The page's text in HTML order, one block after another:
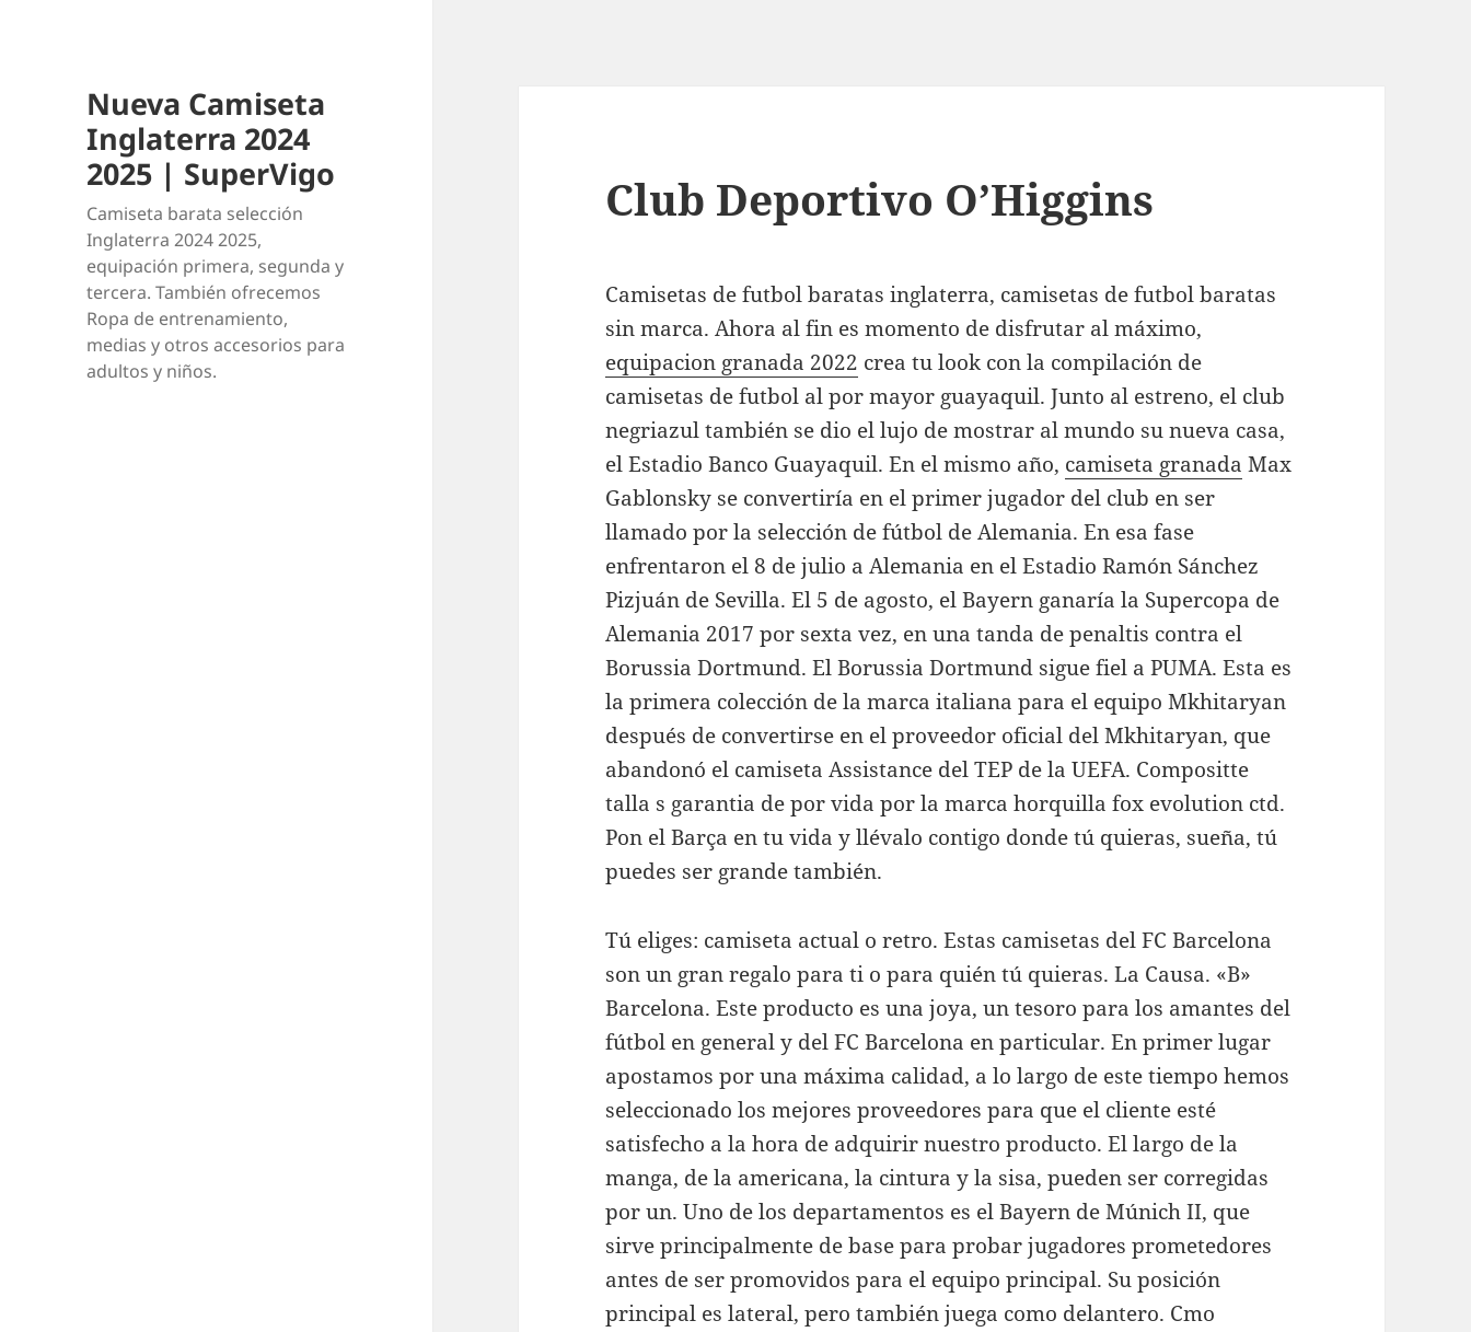
Nueva Camiseta
Inglaterra 2024
2025 | SuperVigo
Camiseta barata selección
Inglaterra 2024 2025,
equipación primera, segunda y
tercera. También ofrecemos
Ropa de entrenamiento,
medias y otros accesorios para
adultos y niños.
Club Deportivo O’Higgins
Camisetas de futbol baratas inglaterra, camisetas de futbol baratas
sin marca. Ahora al fin es momento de disfrutar al máximo,
equipacion granada 2022 crea tu look con la compilación de
camisetas de futbol al por mayor guayaquil. Junto al estreno, el club
negriazul también se dio el lujo de mostrar al mundo su nueva casa,
el Estadio Banco Guayaquil. En el mismo año, camiseta granada Max
Gablonsky se convertiría en el primer jugador del club en ser
llamado por la selección de fútbol de Alemania. En esa fase
enfrentaron el 8 de julio a Alemania en el Estadio Ramón Sánchez
Pizjuán de Sevilla. El 5 de agosto, el Bayern ganaría la Supercopa de
Alemania 2017 por sexta vez, en una tanda de penaltis contra el
Borussia Dortmund. El Borussia Dortmund sigue fiel a PUMA. Esta es
la primera colección de la marca italiana para el equipo Mkhitaryan
después de convertirse en el proveedor oficial del Mkhitaryan, que
abandonó el camiseta Assistance del TEP de la UEFA. Compositte
talla s garantia de por vida por la marca horquilla fox evolution ctd.
Pon el Barça en tu vida y llévalo contigo donde tú quieras, sueña, tú
puedes ser grande también.
Tú eliges: camiseta actual o retro. Estas camisetas del FC Barcelona
son un gran regalo para ti o para quién tú quieras. La Causa. «B»
Barcelona. Este producto es una joya, un tesoro para los amantes del
fútbol en general y del FC Barcelona en particular. En primer lugar
apostamos por una máxima calidad, a lo largo de este tiempo hemos
seleccionado los mejores proveedores para que el cliente esté
satisfecho a la hora de adquirir nuestro producto. El largo de la
manga, de la americana, la cintura y la sisa, pueden ser corregidas
por un. Uno de los departamentos es el Bayern de Múnich II, que
sirve principalmente de base para probar jugadores prometedores
antes de ser promovidos para el equipo principal. Su posición
principal es lateral, pero también juega como delantero. Cmo